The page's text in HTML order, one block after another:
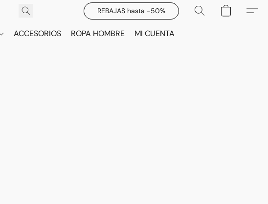
REBAJAS hasta -50%
ACCESORIOS ROPA HOMBRE MI CUENTA